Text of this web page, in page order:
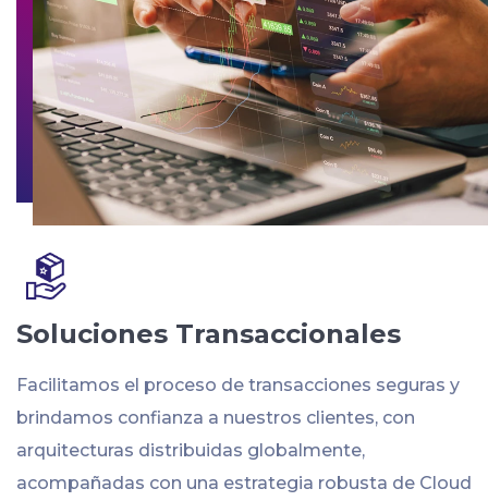
Soluciones Transaccionales
Facilitamos el proceso de transacciones seguras y
brindamos confianza a nuestros clientes, con
arquitecturas distribuidas globalmente,
acompañadas con una estrategia robusta de Cloud